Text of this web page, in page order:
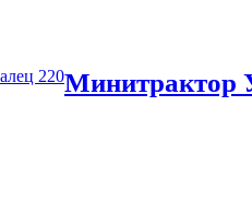
Минитрактор